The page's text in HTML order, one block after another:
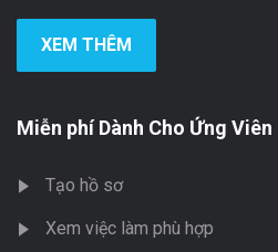
XEM THÊM
Miễn phí Dành Cho Ứng Viên
Tạo hồ sơ
Xem việc làm phù hợp